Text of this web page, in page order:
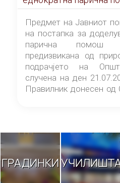
штетата предизвикана од природната
непогода на
Центар-Скопје случена на ден 21.07.2026
година
Предмет на Јавниот
на постапка за
парична помош
предизвикана од
подрачјето на
случена на ден
Правилник донесен
ГРАДИНКИ